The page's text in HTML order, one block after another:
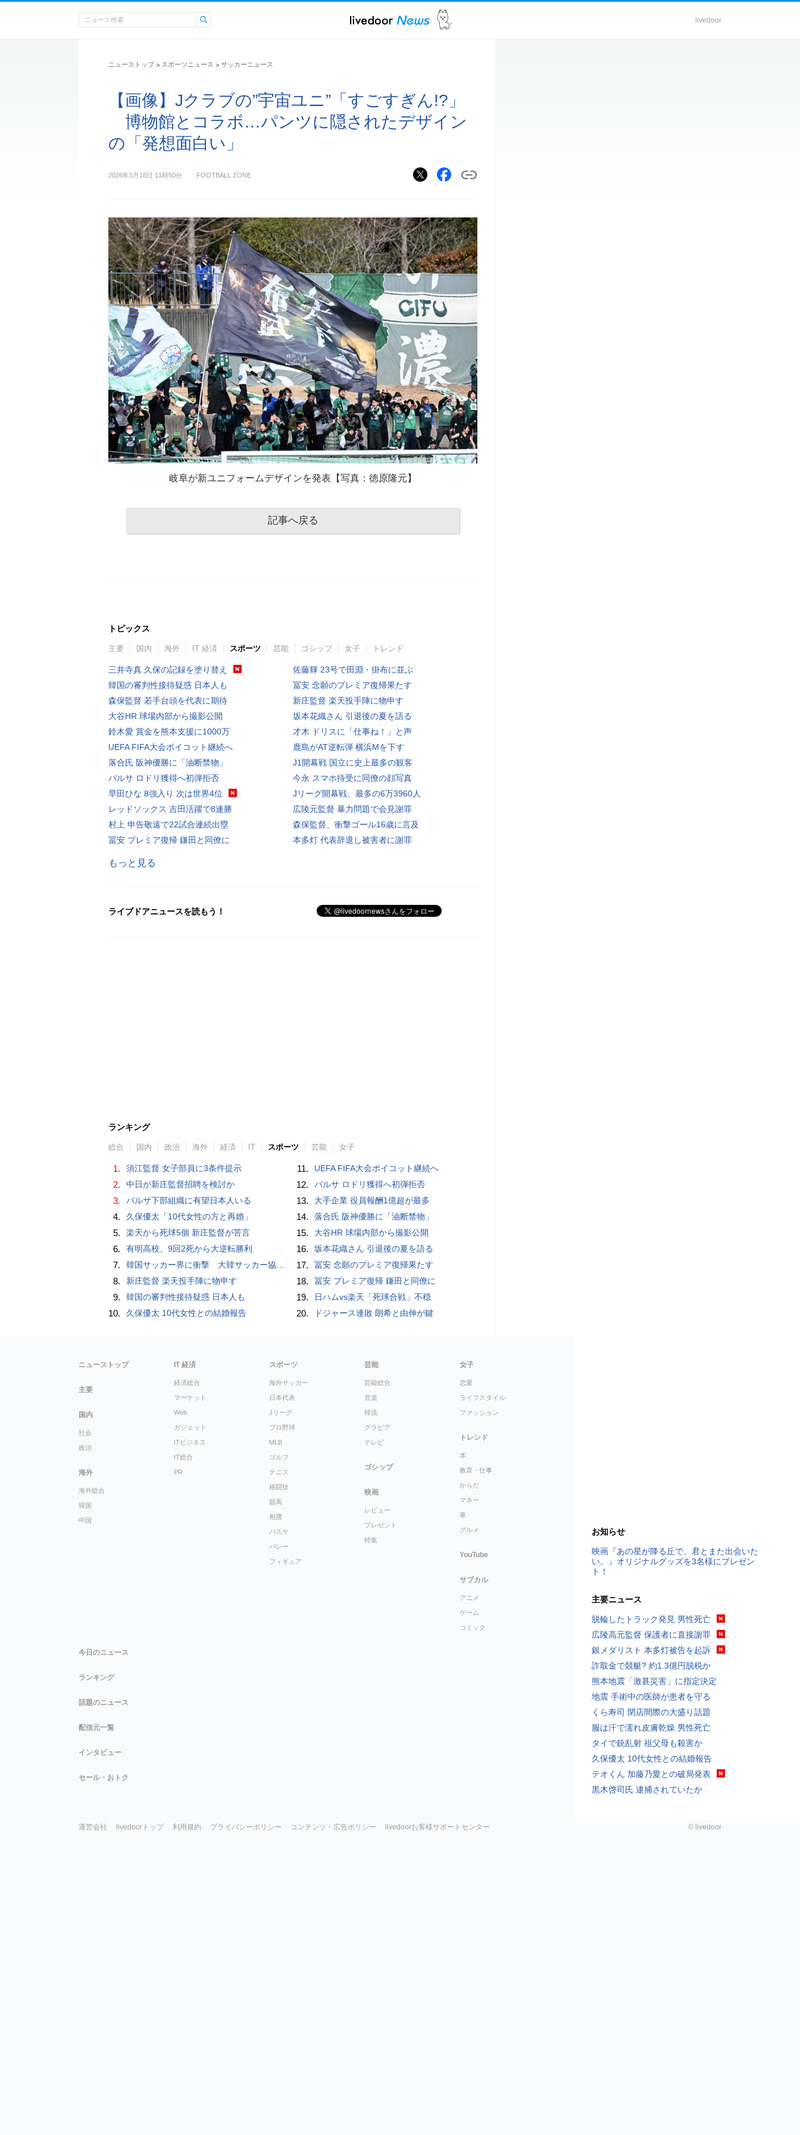
livedoor
ニューストップ > スポーツニュース > サッカーニュース
【画像】Jクラブの”宇宙ユニ”「すごすぎん!?」
博物館とコラボ…パンツに隠されたデザイン
の「発想面白い」
2026年5月18日 11時50分 FOOTBALL ZONE
岐阜が新ユニフォームデザインを発表【写真：徳原隆元】
記事へ戻る
トピックス
主要 国内 海外 IT 経済 スポーツ 芸能 ゴシップ 女子 トレンド
三井寺真 久保の記録を塗り替え
韓国の審判性接待疑惑 日本人も
森保監督 若手台頭を代表に期待
大谷HR 球場内部から撮影公開
鈴木愛 賞金を熊本支援に1000万
UEFA FIFA大会ボイコット継続へ
落合氏 阪神優勝に「油断禁物」
バルサ ロドリ獲得へ初弾拒否
早田ひな 8強入り 次は世界4位
レッドソックス 吉田活躍で8連勝
村上 申告敬遠で22試合連続出塁
冨安 プレミア復帰 鎌田と同僚に
佐藤輝 23号で田淵・掛布に並ぶ
冨安 念願のプレミア復帰果たす
新庄監督 楽天投手陣に物申す
坂本花織さん 引退後の夏を語る
才木 ドリスに「仕事ね！」と声
鹿島がAT逆転弾 横浜Mを下す
J1開幕戦 国立に史上最多の観客
今永 スマホ待受に同僚の顔写真
Jリーグ開幕戦、最多の6万3960人
広陵元監督 暴力問題で会見謝罪
森保監督、衝撃ゴール16歳に言及
本多灯 代表辞退し被害者に謝罪
もっと見る
ライブドアニュースを読もう！
ランキング
総合 国内 政治 海外 経済 IT スポーツ 芸能 女子
1. 須江監督 女子部員に3条件提示
2. 中日が新庄監督招聘を検討か
3. バルサ下部組織に有望日本人いる
4. 久保優太「10代女性の方と再婚」
5. 楽天から死球5個 新庄監督が苦言
6. 有明高校、9回2死から大逆転勝利
7. 韓国サッカー界に衝撃 大韓サッカー協会に外国人審判への“性的接待”疑惑 韓国メディアが報道
8. 新庄監督 楽天投手陣に物申す
9. 韓国の審判性接待疑惑 日本人も
10. 久保優太 10代女性との結婚報告
11. UEFA FIFA大会ボイコット継続へ
12. バルサ ロドリ獲得へ初弾拒否
13. 大手企業 役員報酬1億超が最多
14. 落合氏 阪神優勝に「油断禁物」
15. 大谷HR 球場内部から撮影公開
16. 坂本花織さん 引退後の夏を語る
17. 冨安 念願のプレミア復帰果たす
18. 冨安 プレミア復帰 鎌田と同僚に
19. 日ハムvs楽天「死球合戦」不穏
20. ドジャース連敗 朗希と由伸が鍵
お知らせ
映画『あの星が降る丘で、君とまた出会いた
い。』オリジナルグッズを3名様にプレゼン
ト！
主要ニュース
脱輪したトラック発見 男性死亡
広陵高元監督 保護者に直接謝罪
銀メダリスト 本多灯被告を起訴
詐取金で競艇? 約1.3億円脱税か
熊本地震「激甚災害」に指定決定
地震 手術中の医師が患者を守る
くら寿司 閉店間際の大盛り話題
服は汗で濡れ皮膚乾燥 男性死亡
タイで銃乱射 祖父母も殺害か
久保優太 10代女性との結婚報告
テオくん 加藤乃愛との破局発表
黒木啓司氏 逮捕されていたか
ニューストップ
主要
国内
社会
政治
海外
海外総合
韓国
中国
IT 経済
経済総合
マーケット
Web
ガジェット
ITビジネス
IT総合
PR
スポーツ
海外サッカー
日本代表
Jリーグ
プロ野球
MLB
ゴルフ
テニス
格闘技
競馬
相撲
バスケ
バレー
フィギュア
芸能
芸能総合
音楽
韓流
グラビア
テレビ
ゴシップ
映画
レビュー
プレゼント
特集
女子
恋愛
ライフスタイル
ファッション
トレンド
本
教育・仕事
からだ
マネー
車
グルメ
YouTube
サブカル
アニメ
ゲーム
コミック
今日のニュース
ランキング
話題のニュース
配信元一覧
インタビュー
セール・おトク
運営会社 livedoorトップ 利用規約 プライバシーポリシー コンテンツ・広告ポリシー livedoorお客様サポートセンター © livedoor